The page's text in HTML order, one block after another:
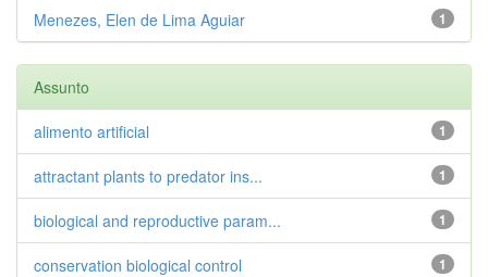
1
Menezes, Elen de Lima Aguiar
Assunto
1
alimento artificial
1
attractant plants to predator ins...
1
biological and reproductive param...
1
conservation biological control